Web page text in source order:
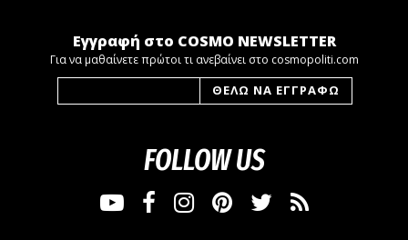
Εγγραφή στο COSMO NEWSLETTER
Για να μαθαίνετε πρώτοι τι ανεβαίνει στο cosmopoliti.com
FOLLOW US